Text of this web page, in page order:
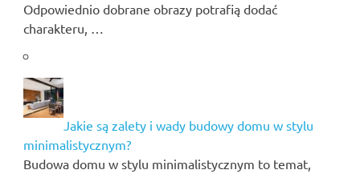
Odpowiednio dobrane obrazy potrafią dodać
charakteru, …
Jakie są zalety i wady budowy domu w stylu
minimalistycznym?
Budowa domu w stylu minimalistycznym to temat,